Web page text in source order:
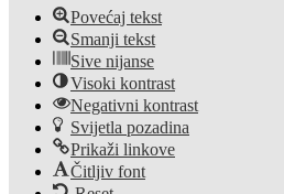
Povećaj tekst
Smanji tekst
Sive nijanse
Visoki kontrast
Negativni kontrast
Svijetla pozadina
Prikaži linkove
Čitljiv font